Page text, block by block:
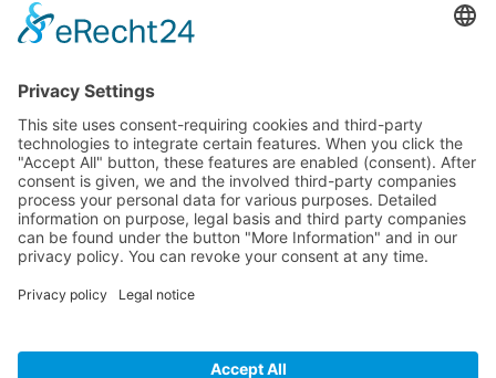
KONTAKTINFORMATIONER
KUNDESERVICE
INFORMATION